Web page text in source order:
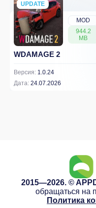
MOD
944.2
MB
UPDATE
NEW
WDAMAGE 2
Версия: 1.0.24
Дата: 24.07.2026
2015—2026. ©
обращаться на
Политика